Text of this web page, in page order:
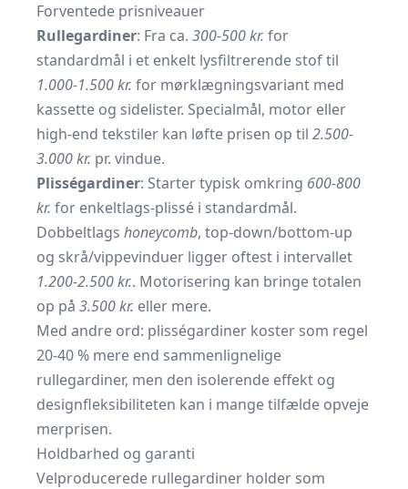
Forventede prisniveauer
Rullegardiner: Fra ca. 300-500 kr. for
standardmål i et enkelt lysfiltrerende stof til
1.000-1.500 kr. for mørklægnings­variant med
kassette og sidelister. Specialmål, motor eller
high-end tekstiler kan løfte prisen op til 2.500-
3.000 kr. pr. vindue.
Plisségardiner: Starter typisk omkring 600-800
kr. for enkeltlags-plissé i standardmål.
Dobbeltlags honeycomb, top-down/bottom-up
og skrå/vippe­vinduer ligger oftest i intervallet
1.200-2.500 kr.. Motorisering kan bringe totalen
op på 3.500 kr. eller mere.
Med andre ord: plisségardiner koster som regel
20-40 % mere end sammenlignelige
rullegardiner, men den isolerende effekt og
designfleksibiliteten kan i mange tilfælde opveje
merprisen.
Holdbarhed og garanti
Velproducerede rullegardiner holder som